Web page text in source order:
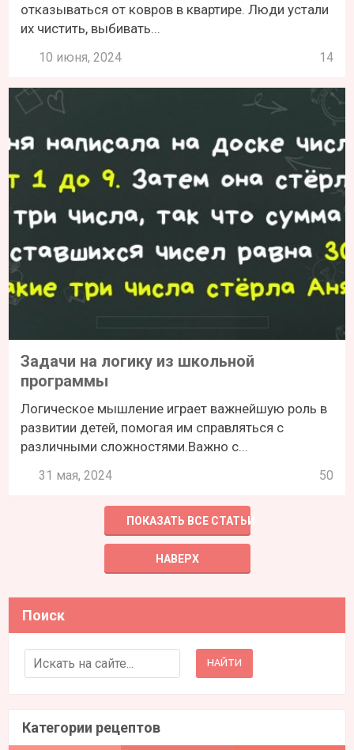
отказываться от ковров в квартире. Люди устали
их чистить, выбивать...
10 июня, 2024 14
Задачи на логику из школьной
программы
Логическое мышление играет важнейшую роль в
развитии детей, помогая им справляться с
различными сложностями.Важно с...
31 мая, 2024 50
ПОКАЗАТЬ ВСЕ СТАТЬИ
НАВЕРХ
Поиск
Search for:
Категории рецептов